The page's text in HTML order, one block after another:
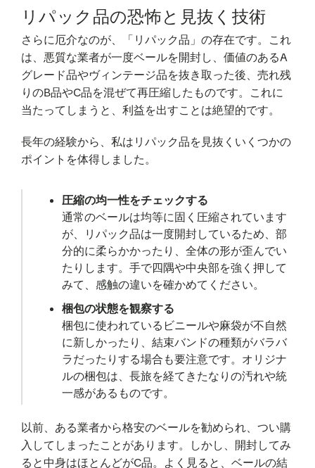
リパック品の恐怖と見抜く技術
さらに厄介なのが、「リパック品」の存在です。これ
は、悪質な業者が一度ベールを開封し、価値のあるA
グレード品やヴィンテージ品を抜き取った後、売れ残
りのB品やC品を混ぜて再圧縮したものです。これに
当たってしまうと、利益を出すことは絶望的です。
長年の経験から、私はリパック品を見抜くいくつかの
ポイントを体得しました。
圧縮の均一性をチェックする
通常のベールは均等に固く圧縮されています
が、リパック品は一度開封しているため、部
分的に柔らかかったり、全体の形が歪んでい
たりします。手で四隅や中央部を強く押して
みて、感触の違いを確かめてください。
梱包の状態を観察する
梱包に使われているビニールや麻袋が不自然
に新しかったり、結束バンドの種類がバラバ
ラだったりする場合も要注意です。オリジナ
ルの梱包は、長旅を経てきたなりの汚れや統
一感があるものです。
以前、ある業者から格安のベールを勧められ、つい購
入してしまったことがあります。しかし、開封してみ
ると中身はほとんどがC品。よく見ると、ベールの結